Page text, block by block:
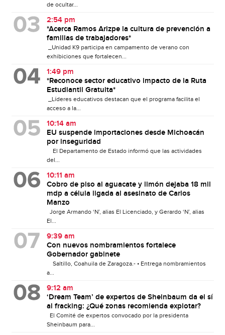
de ocultar...
2:54 pm
*Acerca Ramos Arizpe la cultura de prevención a
familias de trabajadores*
_Unidad K9 participa en campamento de verano con
exhibiciones que fortalecen...
1:49 pm
*Reconoce sector educativo impacto de la Ruta
Estudiantil Gratuita*
_Líderes educativos destacan que el programa facilita el
acceso a la...
10:14 am
EU suspende importaciones desde Michoacán
por inseguridad
El Departamento de Estado informó que las actividades
del...
10:11 am
Cobro de piso al aguacate y limón dejaba 18 mil
mdp a célula ligada al asesinato de Carlos
Manzo
Jorge Armando ‘N’, alias El Licenciado, y Gerardo ‘N’, alias
El...
9:39 am
Con nuevos nombramientos fortalece
Gobernador gabinete
Saltillo, Coahuila de Zaragoza.- • Entrega nombramientos
a...
9:12 am
‘Dream Team’ de expertos de Sheinbaum da el sí
al fracking: ¿Qué zonas recomienda explotar?
El Comité de expertos convocado por la presidenta
Sheinbaum para...